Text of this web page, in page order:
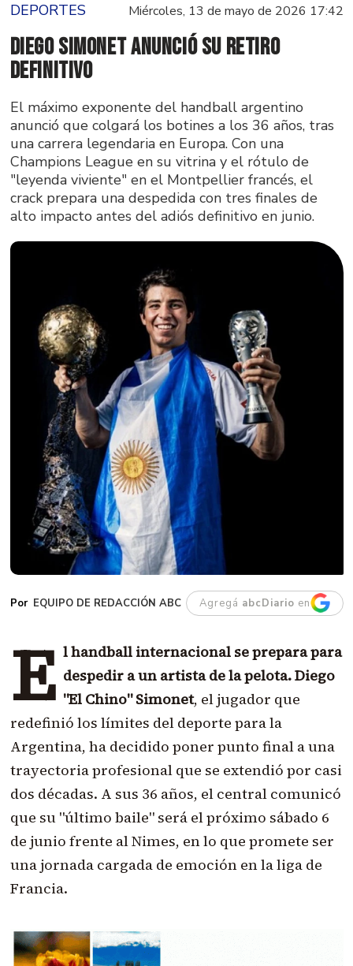
DEPORTES Miércoles, 13 de mayo de 2026 17:42
Diego Simonet anunció su retiro
definitivo
El máximo exponente del handball argentino
anunció que colgará los botines a los 36 años, tras
una carrera legendaria en Europa. Con una
Champions League en su vitrina y el rótulo de
"leyenda viviente" en el Montpellier francés, el
crack prepara una despedida con tres finales de
alto impacto antes del adiós definitivo en junio.
EQUIPO DE REDACCIÓN ABC Agregá abcDiario en
E l handball internacional se prepara para
despedir a un artista de la pelota. Diego
"El Chino" Simonet, el jugador que
redefinió los límites del deporte para la
Argentina, ha decidido poner punto final a una
trayectoria profesional que se extendió por casi
dos décadas. A sus 36 años, el central comunicó
que su "último baile" será el próximo sábado 6
de junio frente al Nimes, en lo que promete ser
una jornada cargada de emoción en la liga de
Francia.